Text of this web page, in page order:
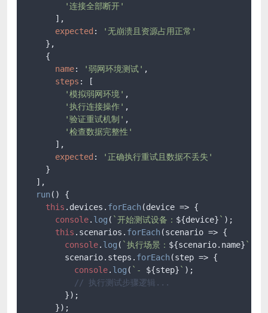
'连接全部断开'
      ],
expected :
'无崩溃且资源占用正常'
    },
    {
name: '弱网环境测试' ,
steps : [
'模拟弱网环境' ,
'执行连接操作' ,
'验证重试机制' ,
'检查数据完整性'
      ],
expected :
'正确执行重试且数据不丢失'
    }
  ],
run( ) {
this . devices . forEach(device => {
console. log ( `开始测试设备： ${device} ` );
this . scenarios . forEach(scenario => {
console. log ( `执行场景： ${scenario.name} `
        scenario.
steps . forEach(step => {
console. log ( `- ${step} ` );
// 执行测试步骤逻辑...
        });
      });